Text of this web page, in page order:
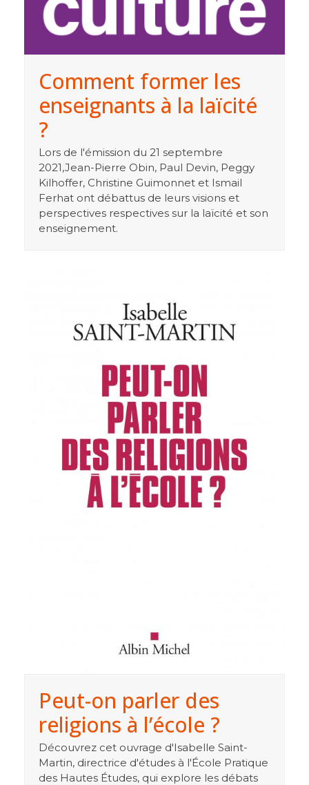
Comment former les
enseignants à la laïcité
?
Lors de l'émission du 21 septembre
2021,Jean-Pierre Obin, Paul Devin, Peggy
Kilhoffer, Christine Guimonnet et Ismail
Ferhat ont débattus de leurs visions et
perspectives respectives sur la laïcité et son
enseignement.
Peut-on parler des
religions à l’école ?
Découvrez cet ouvrage d'Isabelle Saint-
Martin, directrice d'études à l'École Pratique
des Hautes Études, qui explore les débats